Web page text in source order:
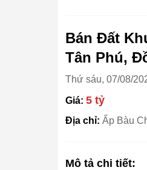
Bán Đất
Tân Phú,
Thứ sáu, 07/08/
Giá: 5 tỷ
Địa chỉ: Ấp Bàu
Mô tả chi tiết: